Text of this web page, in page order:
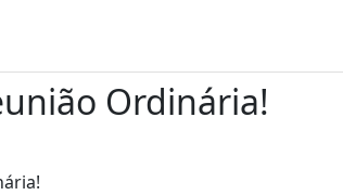
Ordinária!